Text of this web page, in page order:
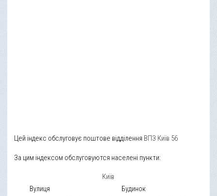
Цей індекс обслуговує поштове відділення ВПЗ Київ 56
За цим індексом обслуговуются населені пункти:
Київ
Вулиця
Будинок